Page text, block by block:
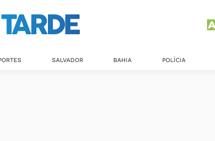
SALVADOR BAHIA POLÍCIA